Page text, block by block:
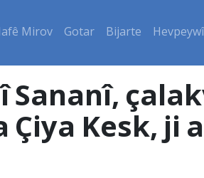
Mirov Gotar Bijarte
Sananî,
Kesk, ji